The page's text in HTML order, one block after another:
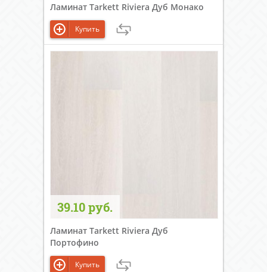
Ламинат Tarkett Riviera Дуб Монако
Купить
39.10 руб.
Ламинат Tarkett Riviera Дуб
Портофино
Купить